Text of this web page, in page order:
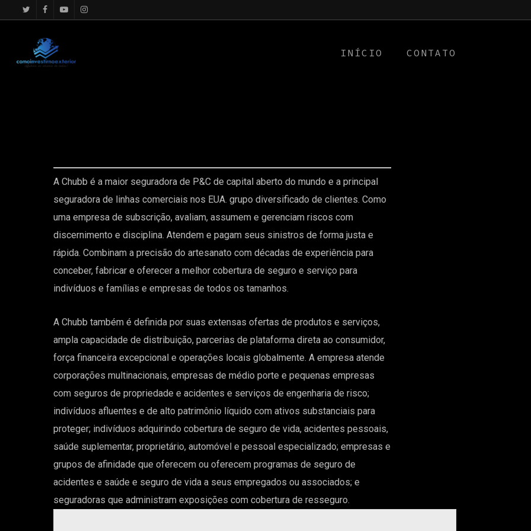
google.com, pub-4867156501875488, DIRECT, f08c47fec0942fa0
INÍCIO CONTATO
A Chubb é a maior seguradora de P&C de capital aberto do mundo e a principal
seguradora de linhas comerciais nos EUA. grupo diversificado de clientes. Como
uma empresa de subscrição, avaliam, assumem e gerenciam riscos com
discernimento e disciplina. Atendem e pagam seus sinistros de forma justa e
rápida. Combinam a precisão do artesanato com décadas de experiência para
conceber, fabricar e oferecer a melhor cobertura de seguro e serviço para
indivíduos e famílias e empresas de todos os tamanhos.
A Chubb também é definida por suas extensas ofertas de produtos e serviços,
ampla capacidade de distribuição, parcerias de plataforma direta ao consumidor,
força financeira excepcional e operações locais globalmente. A empresa atende
corporações multinacionais, empresas de médio porte e pequenas empresas
com seguros de propriedade e acidentes e serviços de engenharia de risco;
indivíduos afluentes e de alto patrimônio líquido com ativos substanciais para
proteger; indivíduos adquirindo cobertura de seguro de vida, acidentes pessoais,
saúde suplementar, proprietário, automóvel e pessoal especializado; empresas e
grupos de afinidade que oferecem ou oferecem programas de seguro de
acidentes e saúde e seguro de vida a seus empregados ou associados; e
seguradoras que administram exposições com cobertura de resseguro.